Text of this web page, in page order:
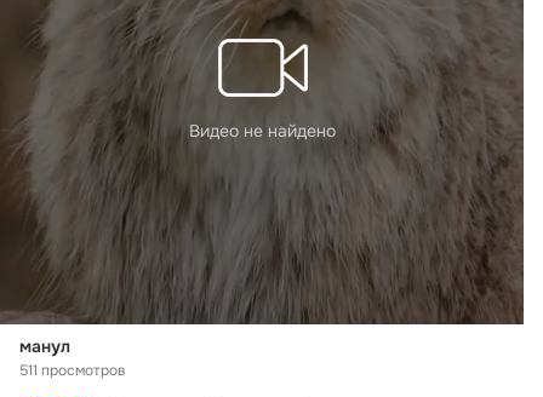
Видео не найдено
манул
511 просмотров